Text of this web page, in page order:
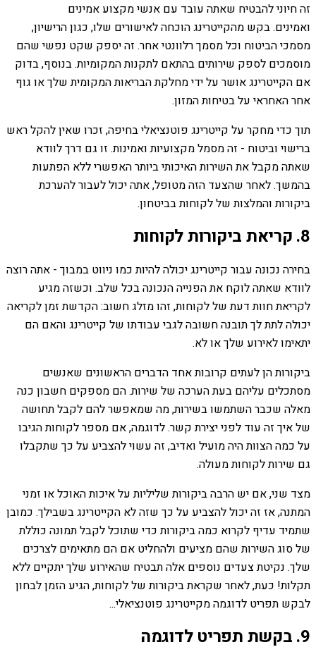
זה חיוני להבטיח שאתה עובד עם אנשי מקצוע אמינים
ואמינים. בקש מהקייטרינג הוכחה לאישורים שלו, כגון הרישיון,
מסמכי הביטוח וכל מסמך רלוונטי אחר. זה יספק שקט נפשי שהם
מוסמכים לספק שירותים בהתאם לתקנות המקומיות. בנוסף, בדוק
אם הקייטרינג אושר על ידי מחלקת הבריאות המקומית שלך או גוף
אחר האחראי על בטיחות המזון.
תוך כדי מחקר על קייטרינג פוטנציאלי בחיפה, זכרו שאין להקל ראש
ברישוי וביטוח - זה מסמל מקצועיות ואמינות. זו גם דרך לוודא
שאתה מקבל את השירות האיכותי ביותר האפשרי ללא הפתעות
בהמשך. לאחר שהצעד הזה מטופל, אתה יכול לעבור להערכת
ביקורות והמלצות של לקוחות בביטחון.
8. קריאת ביקורות לקוחות
בחירה נכונה עבור קייטרינג יכולה להיות כמו ניווט במבוך - אתה רוצה
לוודא שאתה לוקח את הפנייה הנכונה בכל שלב. וכשזה מגיע
לקריאת חוות דעת של לקוחות, זהו מזלג חשוב: הקדשת זמן לקריאה
יכולה לתת לך תובנה חשובה לגבי עבודתו של קייטרינג והאם הם
יתאימו לאירוע שלך או לא.
ביקורות הן לעתים קרובות אחד הדברים הראשונים שאנשים
מסתכלים עליהם בעת הערכה של שירות. הם מספקים חשבון כנה
מאלה שכבר השתמשו בשירות, מה שמאפשר להם לקבל תחושה
של איך זה עוד לפני יצירת קשר. לדוגמה, אם מספר לקוחות הגיבו
על כמה הצוות היה מועיל ואדיב, זה עשוי להצביע על כך שתקבלו
גם שירות לקוחות מעולה.
מצד שני, אם יש הרבה ביקורות שליליות על איכות האוכל או זמני
המתנה, אז זה יכול להצביע על כך שזה לא הקייטרינג בשבילך. כמובן
שתמיד עדיף לקרוא כמה ביקורות כדי שתוכל לקבל תמונה כוללת
של סוג השירות שהם מציעים ולהחליט אם הם מתאימים לצרכים
שלך. נקיטת צעדים נוספים אלה תבטיח שהאירוע שלך יתקיים ללא
תקלות! כעת, לאחר שקראת ביקורות של לקוחות, הגיע הזמן לבחון
לבקש תפריט לדוגמה מקייטרינג פוטנציאלי...
9. בקשת תפריט לדוגמה